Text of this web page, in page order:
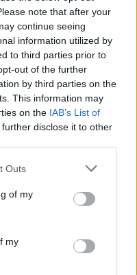
note that after your
continue seeing
information utilized by
to third parties prior to
out of the further
by third parties on the
This information may
on the IAB’s List of
disclose it to other
Outs
of my
my
sīpolus un burkānus.
tomātus un
dažas minūtes.
pievieno
10 minūtes.
dārzeņus.
minūtes, līdz visi
vēl saglabājuši nelielu
pārkaisa ar